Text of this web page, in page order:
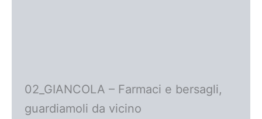
02_GIANCOLA – Farmaci e bersagli,
guardiamoli da vicino